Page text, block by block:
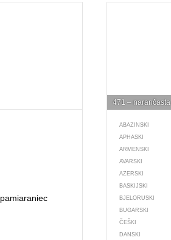
pamiaraniec
471 – narančasta
ABAZINSKI
APHASKI
ARMENSKI
AVARSKI
AZERSKI
BASKIJSKI
BJELORUSKI
BUGARSKI
ČEŠKI
DANSKI